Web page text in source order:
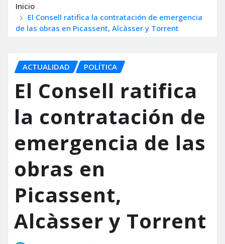
Inicio
El Consell ratifica la contratación de emergencia
de las obras en Picassent, Alcàsser y Torrent
ACTUALIDAD POLÍTICA
El Consell ratifica
la contratación de
emergencia de las
obras en
Picassent,
Alcàsser y Torrent